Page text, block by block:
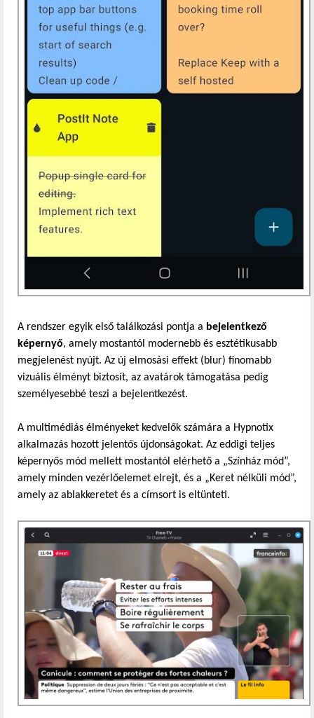
A rendszer egyik első találkozási pontja a bejelentkező
képernyő, amely mostantól modernebb és esztétikusabb
megjelenést nyújt. Az új elmosási effekt (blur) finomabb
vizuális élményt biztosít, az avatárok támogatása pedig
személyesebbé teszi a bejelentkezést.
A multimédiás élményeket kedvelők számára a Hypnotix
alkalmazás hozott jelentős újdonságokat. Az eddigi teljes
képernyős mód mellett mostantól elérhető a „Színház mód”,
amely minden vezérlőelemet elrejt, és a „Keret nélküli mód”,
amely az ablakkeretet és a címsort is eltünteti.